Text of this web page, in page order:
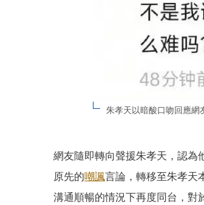
朱孝天以暗酸口吻回應網
網友隨即轉向聲援朱孝天，認為
原先的嘲諷言論，轉移至朱孝天
溝通順暢的情況下再度同台，對